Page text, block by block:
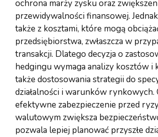
ochrona marży zysku oraz
przewidywalności finansowej.
także z kosztami, które mogą
przedsiębiorstwa, zwłaszcza w
transakcji. Dlatego decyzja o
hedgingu wymaga analizy kosztów i
także dostosowania strategii do
działalności i warunków rynkowych.
efektywne zabezpieczenie przed
walutowym zwiększa
pozwala lepiej planować przyszłe